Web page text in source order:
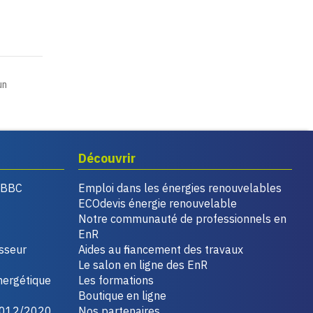
Découvrir
Emploi dans les énergies renouvelables
ECOdevis énergie renouvelable
Notre communauté de professionnels en
EnR
Aides au financement des travaux
Le salon en ligne des EnR
Les formations
Boutique en ligne